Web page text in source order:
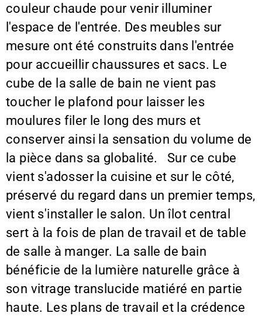
couleur chaude pour venir illuminer
l'espace de l'entrée. Des meubles sur
mesure ont été construits dans l'entrée
pour accueillir chaussures et sacs. Le
cube de la salle de bain ne vient pas
toucher le plafond pour laisser les
moulures filer le long des murs et
conserver ainsi la sensation du volume de
la pièce dans sa globalité. Sur ce cube
vient s'adosser la cuisine et sur le côté,
préservé du regard dans un premier temps,
vient s'installer le salon. Un îlot central
sert à la fois de plan de travail et de table
de salle à manger. La salle de bain
bénéficie de la lumière naturelle grâce à
son vitrage translucide matiéré en partie
haute. Les plans de travail et la crédence